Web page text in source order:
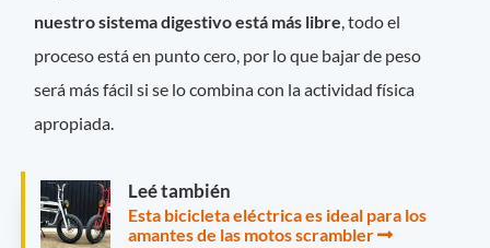
nuestro sistema digestivo está más libre, todo el
proceso está en punto cero, por lo que bajar de peso
será más fácil si se lo combina con la actividad física
apropiada.
Leé también
Esta bicicleta eléctrica es ideal para los
amantes de las motos scrambler